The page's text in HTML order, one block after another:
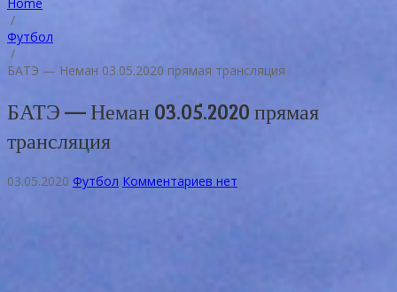
Home
/
Футбол
/
БАТЭ — Неман 03.05.2020 прямая трансляция
БАТЭ — Неман 03.05.2020 прямая
трансляция
03.05.2020 Футбол Комментариев нет